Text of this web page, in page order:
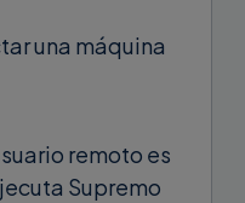
una máquina
remoto es
Supremo